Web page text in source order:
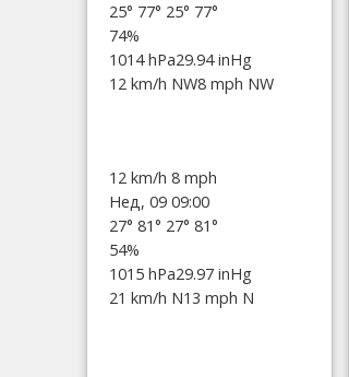
25° 77° 25° 77°
74%
1014 hPa29.94 inHg
12 km/h NW8 mph NW
12 km/h 8 mph
Нед, 09 09:00
27° 81° 27° 81°
54%
1015 hPa29.97 inHg
21 km/h N13 mph N